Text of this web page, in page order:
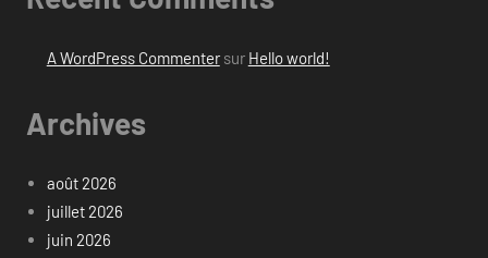
A WordPress Commentersur Hello world!
Archives
août 2026
juillet 2026
juin 2026